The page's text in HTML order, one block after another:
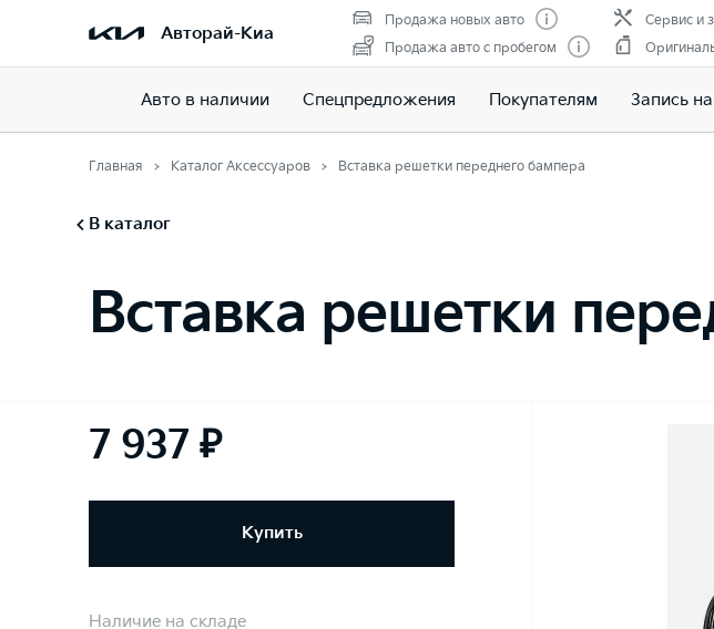
Авторай-Киа
Продажа новых авто
Продажа авто с пробегом
Сервис и
Авто в наличии Спецпредложения Покупателям Запись
Главная Каталог Аксессуаров Вставка решетки переднего бампера
В каталог
Вставка решетки
7 937 ₽
Купить
Наличие на складе